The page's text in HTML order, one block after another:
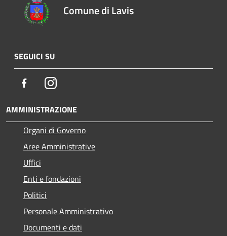
Comune di Lavis
SEGUICI SU
FacebookInstagram
AMMINISTRAZIONE
Organi di Governo
Aree Amministrative
Uffici
Enti e fondazioni
Politici
Personale Amministrativo
Documenti e dati